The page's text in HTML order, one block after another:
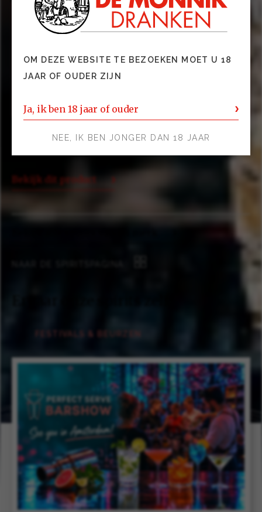
SANTOCCI Limoncello by Candlelight 0,70 ltr
Bekijk dit product
OM DEZE WEBSITE TE BEZOEKEN MOET U 18
JAAR OF OUDER ZIJN
Ja, ik ben 18 jaar of ouder
NEE, IK BEN JONGER DAN 18 JAAR